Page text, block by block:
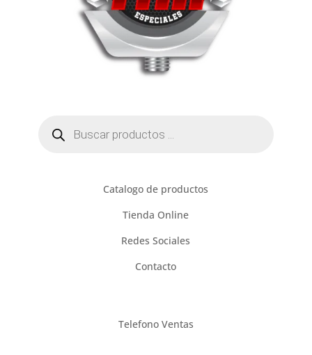
productos
Catalogo de productos
Tienda Online
Redes Sociales
Contacto
Telefono Ventas